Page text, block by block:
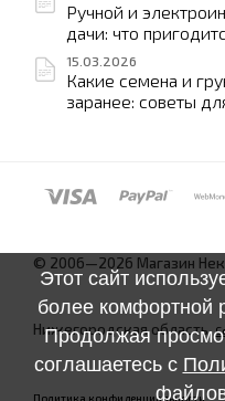
Ручной и
дачи: что
15.03.2026
Какие семена и
заранее: советы
© 2006—2026 Магазин
Нижегородская область.
Политика конфиденциальности
Этот сайт
более комфортной
Продолжая
соглашаетесь с